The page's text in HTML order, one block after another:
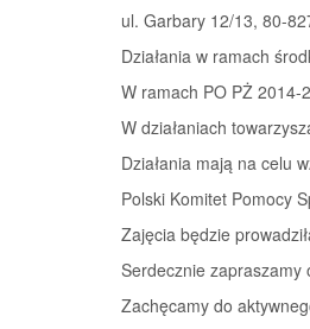
ul. Garbary 12/13, 80-
Działania w ramach
W ramach PO PŻ 2014-
W działaniach
Działania mają na celu
Polski Komitet Pomocy
Zajęcia będzie
Serdecznie zapraszamy
Zachęcamy do